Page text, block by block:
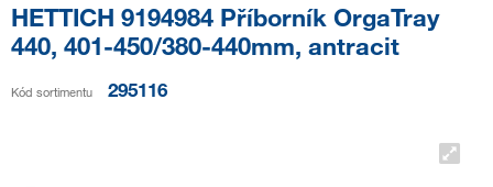
HETTICH 9194984 Příborník OrgaTray
440, 401-450/380-440mm, antracit
Kód sortimentu 295116